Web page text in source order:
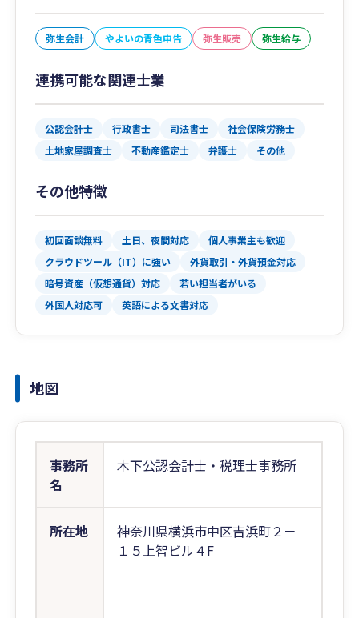
弥生会計 やよいの青色申告 弥生販売 弥生給与
連携可能な関連士業
公認会計士 行政書士 司法書士
社会保険労務士
土地家屋調査士
不動産鑑定士 弁護士 その他
その他特徴
初回面談無料 土日、夜間対応
個人事業主も歓迎
クラウドツール（IT）に強い
外貨取引・外貨預金対応
暗号資産（仮想通貨）対応
若い担当者がいる
外国人対応可
英語による文書対応
地図
事務所
名
木下公認会計士・税理士事務所
所在地
神奈川県横浜市中区吉浜町２－
１５上智ビル４F